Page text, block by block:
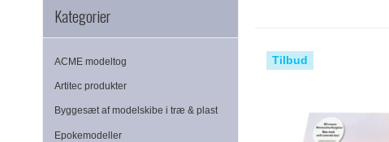
Kategorier
ACME modeltog
Artitec produkter
Byggesæt af modelskibe i træ & plast
Epokemodeller
Tilbud